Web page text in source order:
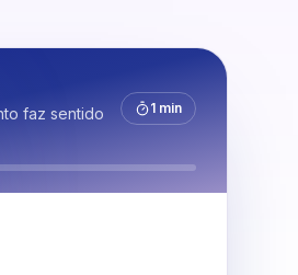
faz sentido
1 min